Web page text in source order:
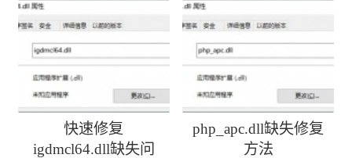
快速修复
igdmcl64.dll缺失问
php_apc.dll缺失修复
方法